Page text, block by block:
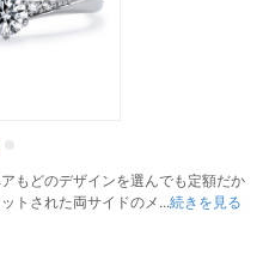
もどのデザインを選んでも定額だか
トされた両サイドのメ
続きを見る